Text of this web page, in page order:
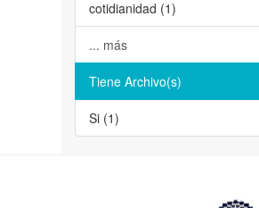
cotidianidad (1)
... más
Tiene Archivo(s)
Si (1)